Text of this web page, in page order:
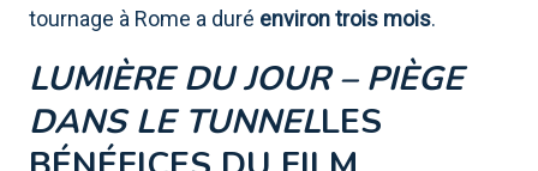
tournage à Rome a duré environ trois mois.
LUMIÈRE DU JOUR – PIÈGE
DANS LE TUNNELLES